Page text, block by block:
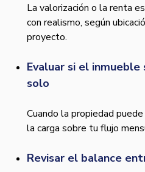
La valorización o la renta
con realismo, según
proyecto.
Evaluar si el
solo
Cuando la propiedad
la carga sobre tu flujo
Revisar el balance